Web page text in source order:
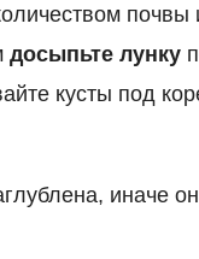
почвы
досыпьте лунку
кусты под
иначе